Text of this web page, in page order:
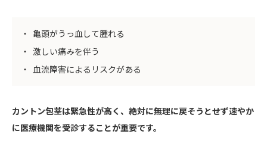
亀頭がうっ血して腫れる
激しい痛みを伴う
血流障害によるリスクがある
カントン包茎は緊急性が高く、絶対に無理に戻そうとせず速やか
に医療機関を受診することが重要です。